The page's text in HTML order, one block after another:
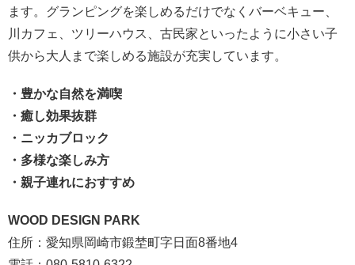
ます。グランピングを楽しめるだけでなくバーベキュー、
川カフェ、ツリーハウス、古民家といったように小さい子
供から大人まで楽しめる施設が充実しています。
・豊かな自然を満喫
・癒し効果抜群
・ニッカブロック
・多様な楽しみ方
・親子連れにおすすめ
WOOD DESIGN PARK
住所：愛知県岡崎市鍛埜町字日面8番地4